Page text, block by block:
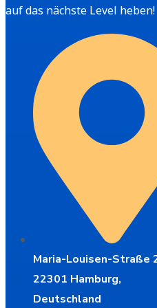
auf das nächste Level heben!
Maria-Louisen-Straße
22301 Hamburg,
Deutschland